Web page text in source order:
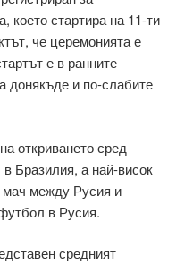
стартира на 11-ти
че церемонията е
е в ранните
донякъде и по-слабите
откриването сред
Бразилия, а най-висок
мач между Русия и
в Русия.
средният